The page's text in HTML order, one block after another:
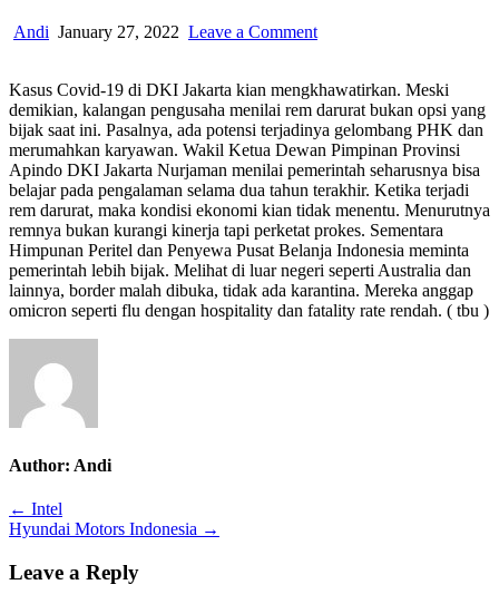
Author:
Andi
Published
January 27, 2022 Leave a Commenton
19
di
DKI
Jakarta
Kasus Covid-19 di DKI Jakarta kian mengkhawatirkan. Meski
demikian, kalangan pengusaha menilai rem darurat bukan opsi yang
bijak saat ini. Pasalnya, ada potensi terjadinya gelombang PHK dan
merumahkan karyawan. Wakil Ketua Dewan Pimpinan Provinsi
Apindo DKI Jakarta Nurjaman menilai pemerintah seharusnya bisa
belajar pada pengalaman selama dua tahun terakhir. Ketika terjadi
rem darurat, maka kondisi ekonomi kian tidak menentu. Menurutnya
remnya bukan kurangi kinerja tapi perketat prokes. Sementara
Himpunan Peritel dan Penyewa Pusat Belanja Indonesia meminta
pemerintah lebih bijak. Melihat di luar negeri seperti Australia dan
lainnya, border malah dibuka, tidak ada karantina. Mereka anggap
omicron seperti flu dengan hospitality dan fatality rate rendah. ( tbu )
Author: Andi
Post
navigation
← Intel
Hyundai Motors Indonesia →
Leave a Reply